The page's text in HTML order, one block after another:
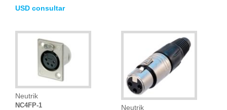
USD consultar
Neutrik
NC4FP-1 Neutrik